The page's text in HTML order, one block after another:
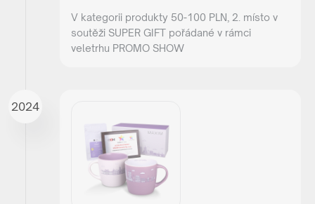
V kategorii produkty 50-100 PLN, 2. místo v
soutěži SUPER GIFT pořádané v rámci
veletrhu PROMO SHOW
2024